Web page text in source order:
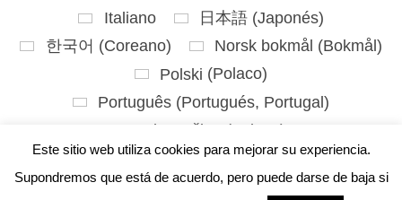
Este sitio web utiliza cookies para mejorar su experiencia.
Supondremos que está de acuerdo, pero puede darse de baja si
Italiano
日本語(Japonés)
한국어 (Coreano) Norsk bokmål (Bokmål )
Polski (Polaco)
Português (Portugués, Portugal)
Slovenčina
(Eslavo )
Slovenščina(Esloveno)
Español
Svenska( Sueco)